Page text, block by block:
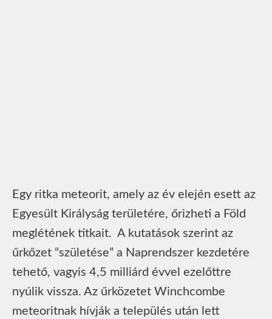
Egy ritka meteorit, amely az év elején esett az
Egyesült Királyság területére, őrizheti a Föld
meglétének titkait. A kutatások szerint az
űrkőzet “születése” a Naprendszer kezdetére
tehető, vagyis 4,5 milliárd évvel ezelőttre
nyúlik vissza. Az űrközetet Winchcombe
meteoritnak hívják a település után lett